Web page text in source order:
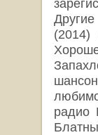
радио